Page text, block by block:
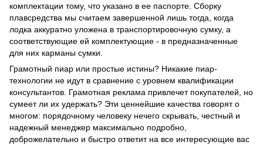
комплектации тому, что указано в ее паспорте. Сборку
плавсредства мы считаем завершенной лишь тогда, когда
лодка аккуратно уложена в транспортировочную сумку, а
соответствующие ей комплектующие - в предназначенные
для них карманы сумки.
Грамотный пиар или простые истины? Никакие пиар-
технологии не идут в сравнение с уровнем квалификации
консультантов. Грамотная реклама привлечет покупателей, но
сумеет ли их удержать? Эти ценнейшие качества говорят о
многом: порядочному человеку нечего скрывать, честный и
надежный менеджер максимально подробно,
доброжелательно и быстро ответит на все интересующие вас